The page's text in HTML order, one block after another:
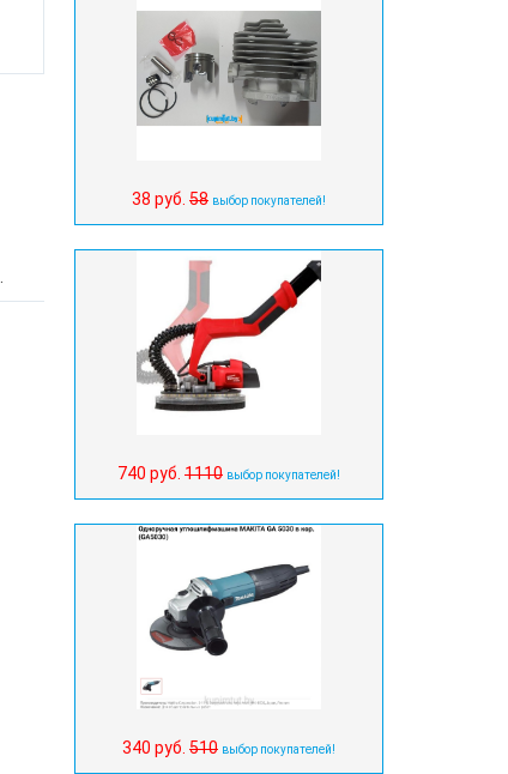
38 руб. 58 выбор покупателей!
740 руб. 1110 выбор покупателей!
340 руб. 510 выбор покупателей!